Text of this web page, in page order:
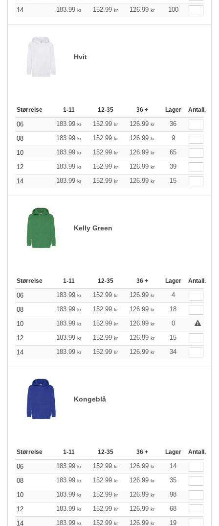
14
183.99 kr 152.99 kr 126.99 kr 100
Hvit
Størrelse 1-11 12-35 36 + Lager Antall.
06 183.99 kr 152.99 kr 126.99 kr
36
08
183.99 kr 152.99 kr 126.99 kr
9
10
183.99 kr 152.99 kr 126.99 kr
65
12
183.99 kr 152.99 kr 126.99 kr
39
14
183.99 kr 152.99 kr 126.99 kr 15
Kelly Green
Størrelse 1-11 12-35 36 + Lager Antall.
06 183.99 kr 152.99 kr 126.99 kr
4
08
183.99 kr 152.99 kr 126.99 kr
18
10
183.99 kr 152.99 kr 126.99 kr
0
12
183.99 kr 152.99 kr 126.99 kr
15
14
183.99 kr 152.99 kr 126.99 kr 34
Kongeblå
Størrelse 1-11 12-35 36 + Lager Antall.
06 183.99 kr 152.99 kr 126.99 kr
14
08
183.99 kr 152.99 kr 126.99 kr
35
10
183.99 kr 152.99 kr 126.99 kr
98
12
183.99 kr 152.99 kr 126.99 kr
68
14
183.99 kr 152.99 kr 126.99 kr 19